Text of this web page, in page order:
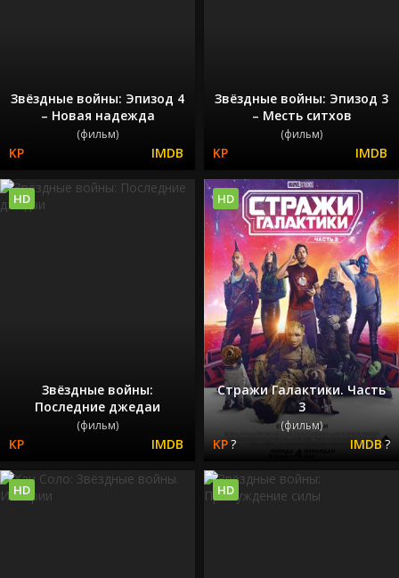
Звёздные войны: Эпизод 4
– Новая надежда
(фильм)
Звёздные войны: Эпизод 3
– Месть ситхов
(фильм)
Звёздные войны:
Последние джедаи
(фильм)
HD
Стражи Галактики. Часть
3
(фильм)
? ?
HD
HD HD